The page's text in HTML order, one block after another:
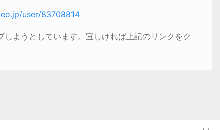
user/83708814
しようとしています。宜しければ上記のリンクをク